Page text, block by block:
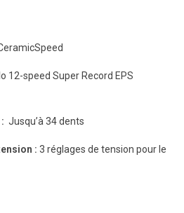
12-speed Super Record EPS
Jusqu’à 34 dents
: 3 réglages de tension pour le